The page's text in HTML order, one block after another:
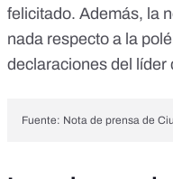
felicitado. Además, la
nada respecto a la
declaraciones del líder
Fuente: Nota de prensa de